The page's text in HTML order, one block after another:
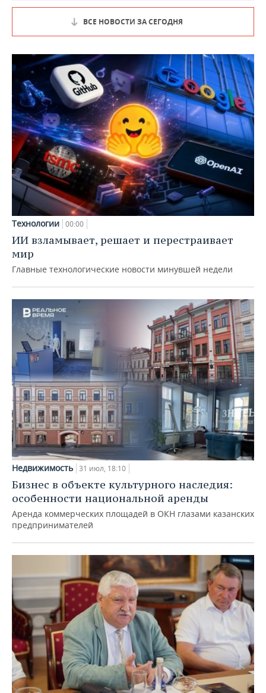
ВСЕ НОВОСТИ ЗА СЕГОДНЯ
Технологии 00:00
ИИ взламывает, решает и перестраивает
мир
Главные технологические новости минувшей недели
Недвижимость 31 июл, 18:10
Бизнес в объекте культурного наследия:
особенности национальной аренды
Аренда коммерческих площадей в ОКН глазами казанских
предпринимателей